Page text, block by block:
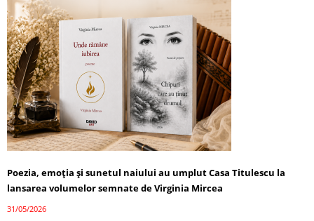
Poezia, emoția și sunetul naiului au umplut Casa Titulescu la
lansarea volumelor semnate de Virginia Mircea
31/05/2026